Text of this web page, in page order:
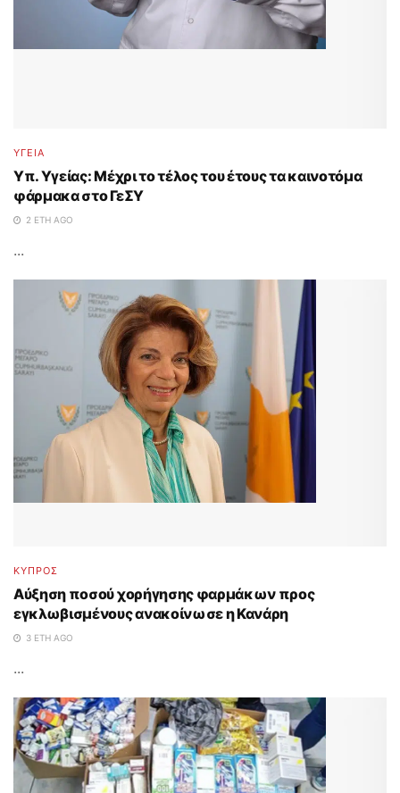
ΥΓΕΙΑ
Υπ. Υγείας: Μέχρι το τέλος του έτους τα καινοτόμα
φάρμακα στο ΓεΣΥ
2 ΈΤΗ AGO
...
ΚΥΠΡΟΣ
Αύξηση ποσού χορήγησης φαρμάκων προς
εγκλωβισμένους ανακοίνωσε η Κανάρη
3 ΈΤΗ AGO
...